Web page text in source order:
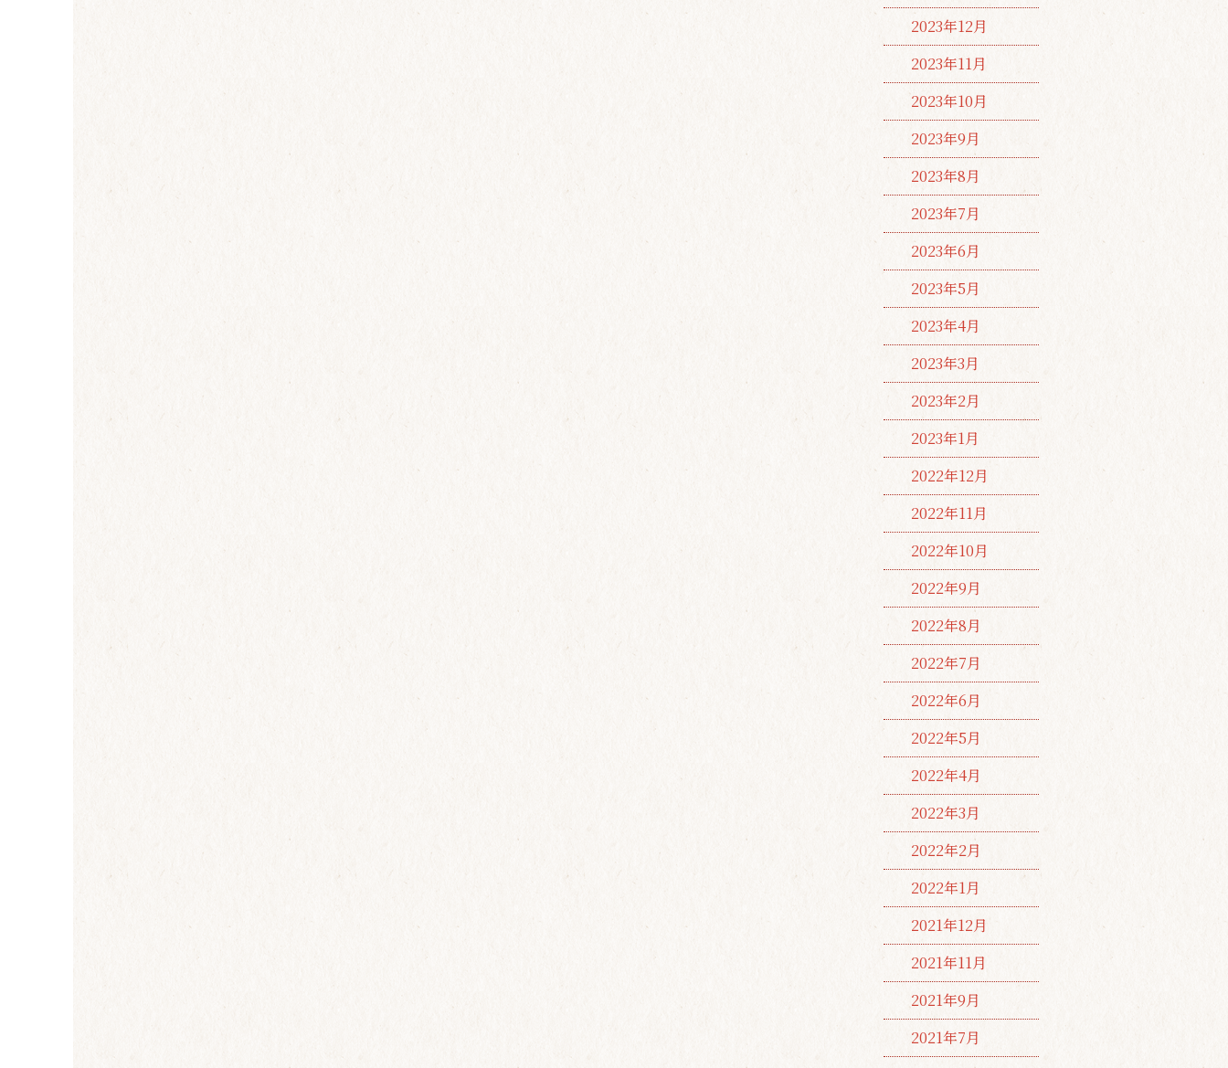
2023年12月
2023年11月
2023年10月
2023年9月
2023年8月
2023年7月
2023年6月
2023年5月
2023年4月
2023年3月
2023年2月
2023年1月
2022年12月
2022年11月
2022年10月
2022年9月
2022年8月
2022年7月
2022年6月
2022年5月
2022年4月
2022年3月
2022年2月
2022年1月
2021年12月
2021年11月
2021年9月
2021年7月